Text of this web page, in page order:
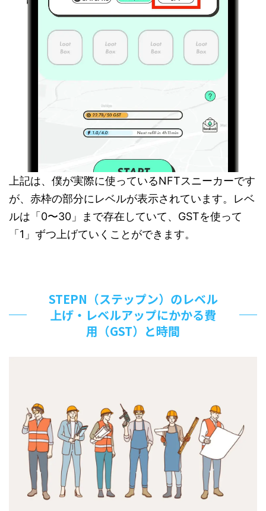
上記は、僕が実際に使っているNFTスニーカーです
が、赤枠の部分にレベルが表示されています。レベ
ルは「0〜30」まで存在していて、GSTを使って
「1」ずつ上げていくことができます。
STEPN（ステップン）のレベル
上げ・レベルアップにかかる費
用（GST）と時間